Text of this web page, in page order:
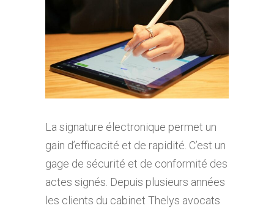
La signature électronique permet un
gain d’efficacité et de rapidité. C’est un
gage de sécurité et de conformité des
actes signés. Depuis plusieurs années
les clients du cabinet Thelys avocats